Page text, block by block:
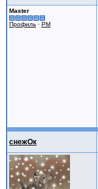
Master
Профиль · PM
снежОк